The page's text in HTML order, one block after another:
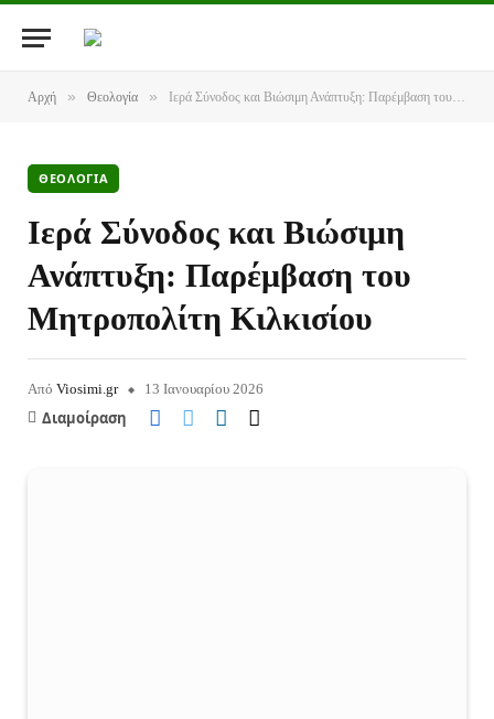
Αρχή » Θεολογία » Ιερά Σύνοδος και Βιώσιμη Ανάπτυξη: Παρέμβαση του Μητροπολίτη Κιλκισίου
ΘΕΟΛΟΓΊΑ
Ιερά Σύνοδος και Βιώσιμη
Ανάπτυξη: Παρέμβαση του
Μητροπολίτη Κιλκισίου
Από Viosimi.gr 13 Ιανουαρίου 2026
Διαμοίραση